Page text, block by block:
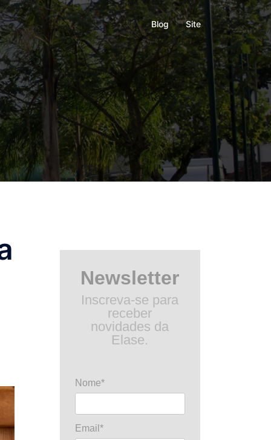
Blog Site
Newsletter
Inscreva-se para
receber
novidades da
Elase.
Nome*
Email*